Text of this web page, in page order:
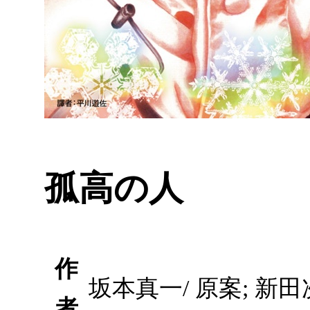
孤高の人
作
坂本真一/ 原案; 新田